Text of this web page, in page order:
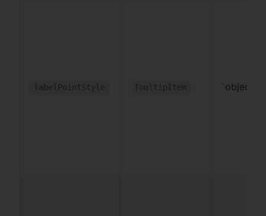
labelPointStyle TooltipItem `object